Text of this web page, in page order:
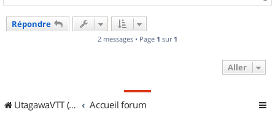
a
Répondre
2 messages • Page 1 sur 1
Aller
UtagawaVTT (Randos VTT et VTTAE avec traces GPS) Accueil forum